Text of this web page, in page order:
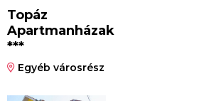
Topáz
Apartmanházak
***
Egyéb városrész